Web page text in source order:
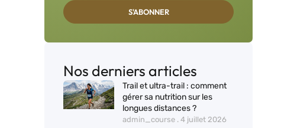
S'ABONNER
Nos derniers articles
Trail et ultra-trail : comment
gérer sa nutrition sur les
longues distances ?
admin_course 4 juillet 2026